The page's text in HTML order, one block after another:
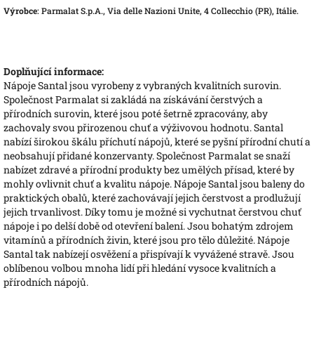
Výrobce: Parmalat S.p.A., Via delle Nazioni Unite, 4 Collecchio (PR), Itálie.
Doplňující informace:
Nápoje Santal jsou vyrobeny z vybraných kvalitních surovin.
Společnost Parmalat si zakládá na získávání čerstvých a
přírodních surovin, které jsou poté šetrně zpracovány, aby
zachovaly svou přirozenou chuť a výživovou hodnotu. Santal
nabízí širokou škálu příchutí nápojů, které se pyšní přírodní chutí a
neobsahují přidané konzervanty. Společnost Parmalat se snaží
nabízet zdravé a přírodní produkty bez umělých přísad, které by
mohly ovlivnit chuť a kvalitu nápoje. Nápoje Santal jsou baleny do
praktických obalů, které zachovávají jejich čerstvost a prodlužují
jejich trvanlivost. Díky tomu je možné si vychutnat čerstvou chuť
nápoje i po delší době od otevření balení. Jsou bohatým zdrojem
vitamínů a přírodních živin, které jsou pro tělo důležité. Nápoje
Santal tak nabízejí osvěžení a přispívají k vyvážené stravě. Jsou
oblíbenou volbou mnoha lidí při hledání vysoce kvalitních a
přírodních nápojů.